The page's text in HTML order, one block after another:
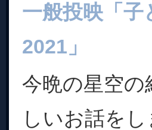
一般投映「
2021」
今晩の星空
しいお話をし